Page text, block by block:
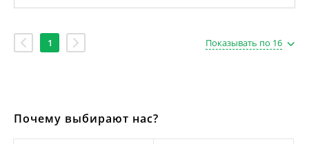
1 Показывать по 16
Почему выбирают нас?